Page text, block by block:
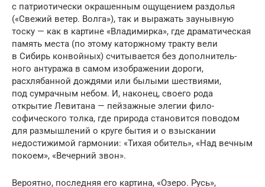
с патриотически окрашенным ощу­щением раздолья
(«Свежий ветер. Волга»), так и выражать заунывную
тоску — как в картине «Владимирка», где драматическая
память места (по этому каторжному тракту вели
в Сибирь конвойных) считывается без допол­нитель­
ного антуража в самом изображении дороги,
расхлябанной дождями или бы­лыми шествиями,
под сумрач­ным небом. И, наконец, своего рода
открытие Левитана — пейзажные элегии фило­
софического толка, где природа становит­ся поводом
для размыш­лений о круге бытия и о взыскании
недостижимой гармонии: «Тихая обитель», «Над вечным
покоем», «Вечерний звон».
Вероятно, последняя его картина, «Озеро. Русь»,